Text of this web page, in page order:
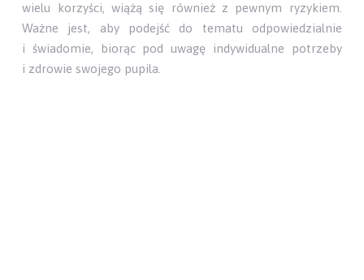
wielu korzyści, wiążą się również z pewnym ryzykiem.
Ważne jest, aby podejść do tematu odpowiedzialnie
i świadomie, biorąc pod uwagę indywidualne potrzeby
i zdrowie swojego pupila.